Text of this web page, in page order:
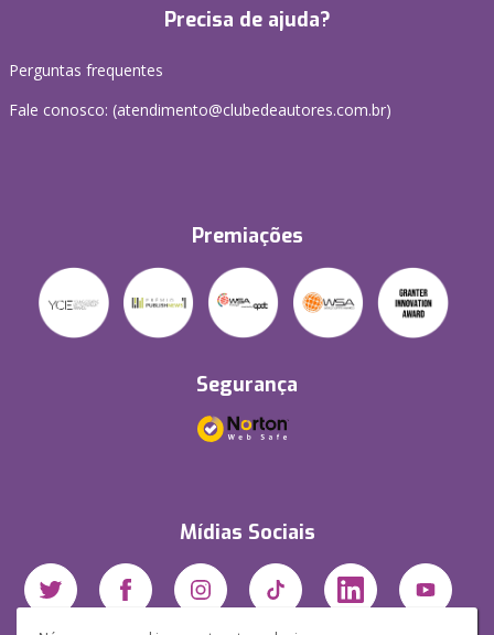
Precisa de ajuda?
Perguntas frequentes
Fale conosco: (atendimento@clubedeautores.com.br)
Premiações
Segurança
Mídias Sociais